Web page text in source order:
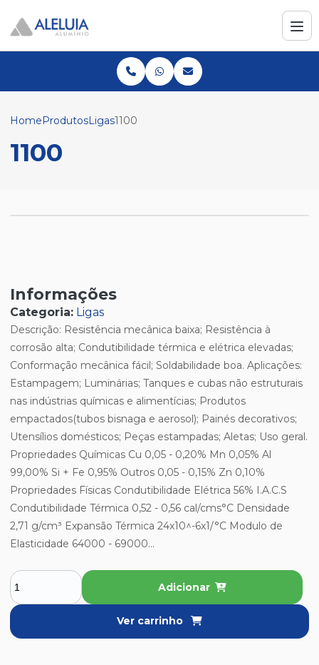
HomeProdutosLigas1100
1100
Informações
Categoria: Ligas
Descrição: Resistência mecânica baixa; Resistência à
corrosão alta; Condutibilidade térmica e elétrica elevadas;
Conformação mecânica fácil; Soldabilidade boa. Aplicações:
Estampagem; Luminárias; Tanques e cubas não estruturais
nas indústrias químicas e alimentícias; Produtos
empactados(tubos bisnaga e aerosol); Painés decorativos;
Utensílios domésticos; Peças estampadas; Aletas; Uso geral.
Propriedades Químicas Cu 0,05 - 0,20% Mn 0,05% Al
99,00% Si + Fe 0,95% Outros 0,05 - 0,15% Zn 0,10%
Propriedades Físicas Condutibilidade Elétrica 56% I.A.C.S
Condutibilidade Térmica 0,52 - 0,56 cal/cms°C Densidade
2,71 g/cm³ Expansão Térmica 24x10^-6x1/°C Modulo de
Elasticidade 64000 - 69000...
Adicionar
Ver carrinho